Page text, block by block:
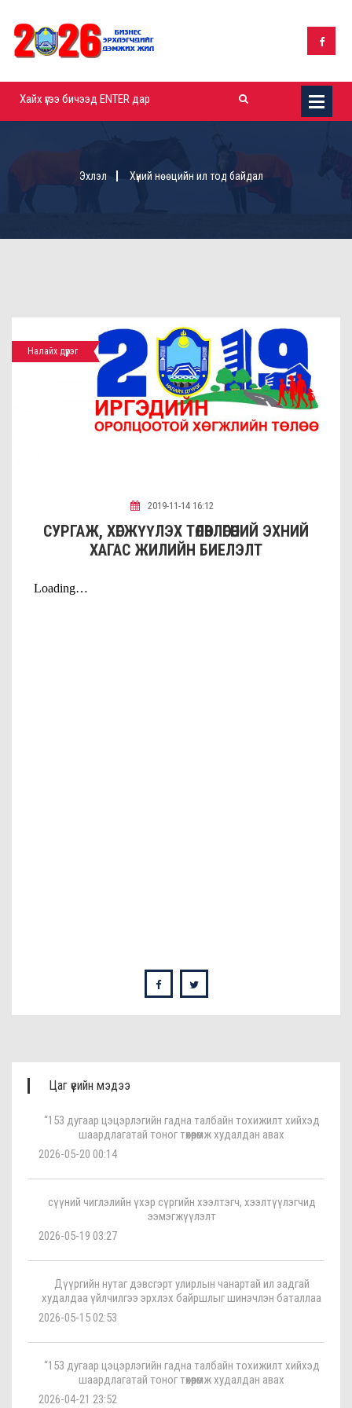
Эхлэл Хүний нөөцийн ил тод байдал
Налайх дүүрэг
2019-11-14 16:12
СУРГАЖ, ХӨГЖҮҮЛЭХ ТӨЛӨВЛӨГӨӨНИЙ ЭХНИЙ
ХАГАС ЖИЛИЙН БИЕЛЭЛТ
Цаг үеийн мэдээ
“153 дугаар цэцэрлэгийн гадна талбайн тохижилт хийхэд
шаардлагатай тоног төхөөрөмж худалдан авах
2026-05-20 00:14
сүүний чиглэлийн үхэр сүргийн хээлтэгч, хээлтүүлэгчид
ээмэгжүүлэлт
2026-05-19 03:27
Дүүргийн нутаг дэвсгэрт улирлын чанартай ил задгай
худалдаа үйлчилгээ эрхлэх байршлыг шинэчлэн баталлаа
2026-05-15 02:53
“153 дугаар цэцэрлэгийн гадна талбайн тохижилт хийхэд
шаардлагатай тоног төхөөрөмж худалдан авах
2026-04-21 23:52